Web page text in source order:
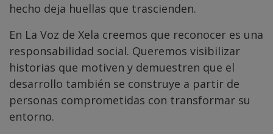
hecho deja huellas que trascienden.
En La Voz de Xela creemos que reconocer es una
responsabilidad social. Queremos visibilizar
historias que motiven y demuestren que el
desarrollo también se construye a partir de
personas comprometidas con transformar su
entorno.